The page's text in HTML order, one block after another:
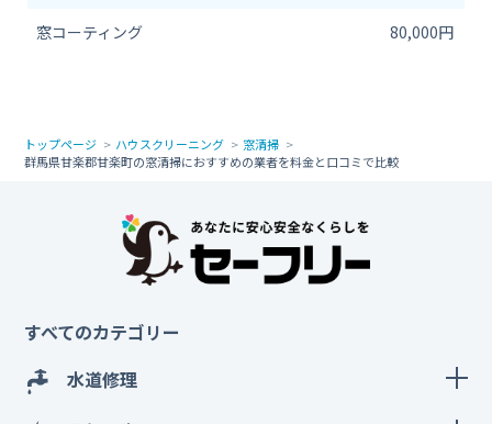
窓コーティング
80,000円
トップページ ハウスクリーニング
窓清掃
群馬県甘楽郡甘楽町の窓清掃におすすめの業者を料金と口コミで比較
すべてのカテゴリー
水道修理